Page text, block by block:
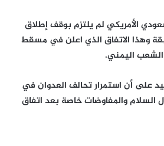
الأمريكي لم يلتزم بوقف إطلاق
وهذا الاتفاق الذي اعلن في مسقط
اليمني.
على أن استمرار تحالف العدوان في
السلام والمفاوضات خاصة بعد اتفاق